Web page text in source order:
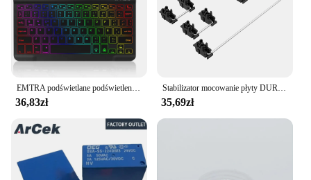
EMTRA podświetlane podświetlenie mysz i klawiatura z Bluetooth dla systemu IOS z systemem Android dla iPada klawiatura portugalska klawiatura i mysz hiszpańskich
36,83zł
Stabilizator mocowanie płyty DUROCK V3, innowacyjny wstępnie przycięty trzpień dla minimalnego chybotania drutu 2U 6.25U 7U stabilizatory klawiatury płytowej V3
35,69zł